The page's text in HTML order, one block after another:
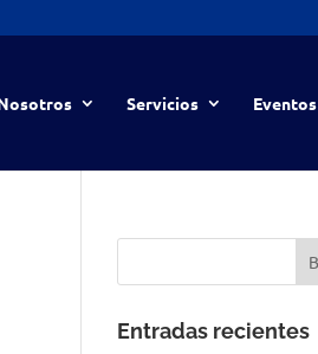
Servicios Eventos
Entradas recientes